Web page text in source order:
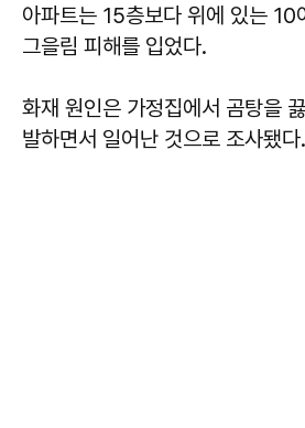
아파트는 15층보다 위에 있는 10
그을림 피해를 입었다.
화재 원인은 가정집에서 곰탕을
발하면서 일어난 것으로 조사됐다.